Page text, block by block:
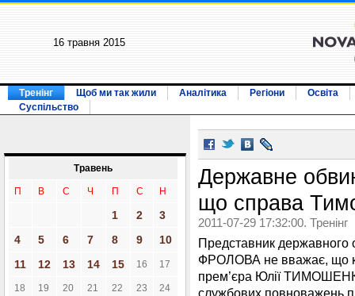
16 травня 2015
Тренінг Щоб ми так жили Аналітика Регіони
Освіта
Суспільство
Травень
П В С Ч П С Н
1 2
3
4
5 6 7 8 9
10
11
12 13 14 15 16 17
18 19 20 21 22 23 24
Державне
що справа
2011-07-29 17:32:00. Тренінг
Представник державного
ФРОЛОВА не вважає, що
прем’єра Юлії
службових повноважень